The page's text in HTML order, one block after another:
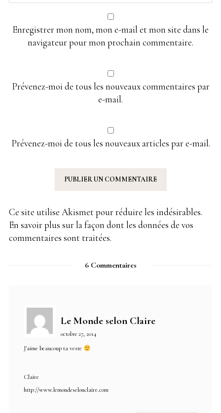
Enregistrer mon nom, mon e-mail et mon site dans le
navigateur pour mon prochain commentaire.
Prévenez-moi de tous les nouveaux commentaires par
e-mail.
Prévenez-moi de tous les nouveaux articles par e-mail.
Ce site utilise Akismet pour réduire les indésirables.
En savoir plus sur la façon dont les données de vos
commentaires sont traitées.
6 Commentaires
Le Monde selon Claire
octobre 27, 2014
J'aime beaucoup ta veste
Claire
http://www.lemondeselonclaire.com